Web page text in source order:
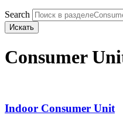
Search
Искать
Consumer
Indoor Consumer Unit